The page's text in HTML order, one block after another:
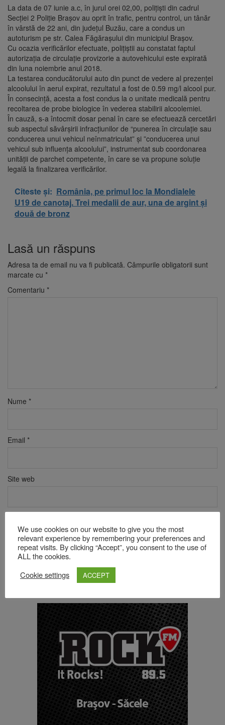
La data de 07 iunie a.c, în jurul orei 02,00, polițiști din cadrul
Secției 2 Poliție Brașov au oprit în trafic, pentru control, un tânăr
în vârstă de 22 ani, din județul Buzău, care a condus un
autoturism pe str. Calea Făgărașului din municipiul Brașov.
Cu ocazia verificărilor efectuate, polițiștii au constatat faptul
autorizația de circulație provizorie a autovehicului este expirată
din luna noiembrie anul 2018.
La testarea conducătorului auto din punct de vedere al prezenței
alcoolului în aerul expirat, rezultatul a fost de 0.59 mg/l alcool pur.
În consecință, acesta a fost condus la o unitate medicală pentru
recoltarea de probe biologice în vederea stabilirii alcoolemiei.
În cauză, s-a întocmit dosar penal în care se efectuează cercetări
sub aspectul săvârșirii infracțiunilor de “punerea în circulație sau
conducerea unui vehicul neînmatriculat” și ”conducerea unui
vehicul sub influența alcoolului”, instrumentat sub coordonarea
unității de parchet competente, în care se va propune soluție
legală la finalizarea verificărilor.
Citeste și: România, pe primul loc la Mondialele
U19 de canotaj. Trei medalii de aur, una de argint și
două de bronz
Lasă un răspuns
Adresa ta de email nu va fi publicată. Câmpurile obligatorii sunt
marcate cu *
Comentariu *
Nume *
Email *
Site web
Click pentru a începe verificarea
Friendly Captcha ⇗
Acest site folosește Akismet pentru a reduce spamul.
We use cookies on our website to give you the most
relevant experience by remembering your preferences and
repeat visits. By clicking “Accept”, you consent to the use of
ALL the cookies.
Cookie settings
ACCEPT